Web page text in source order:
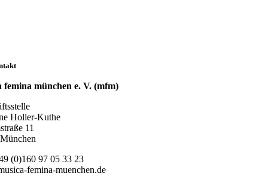
femina münchen e. V. (mfm)
Holler-Kuthe
11
(0)160 97 05 33 23
femina-muenchen.de